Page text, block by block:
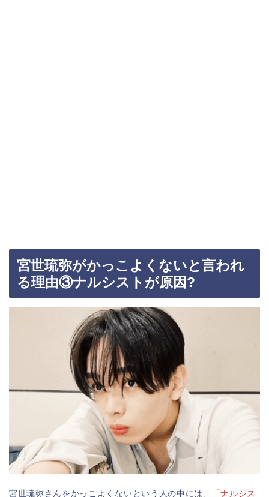
宮世琉弥がかっこよくないと言われ
る理由③ナルシストが原因?
宮世琉弥さんをかっこよくないという人の中には、
「ナルシス